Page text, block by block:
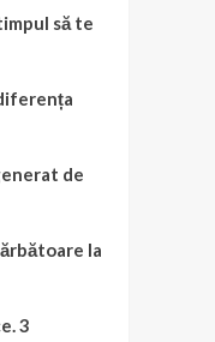
să te
de
la
3